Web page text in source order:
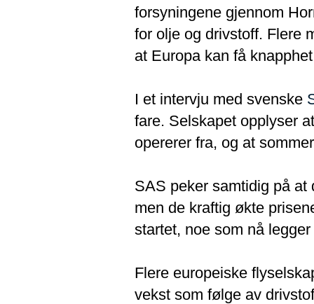
forsyningene gjennom
for olje og drivstoff. Flere
at Europa kan få
I et intervju med svenske
fare. Selskapet opplyser
opererer fra, og at
SAS peker samtidig på at
men de kraftig økte
startet, noe som nå
Flere europeiske
vekst som følge av